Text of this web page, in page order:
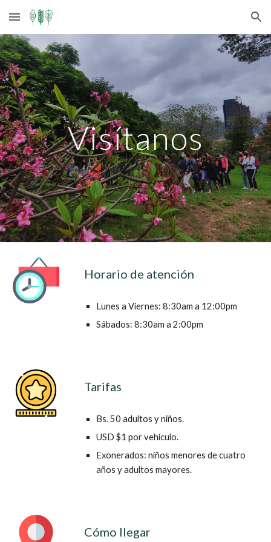
Skip to main content Skip to navigation
Visítanos
Horario de atención
Lunes a Viernes: 8:30am a 12:00pm
Sábados: 8:30am a 2:00pm
Tarifas
Bs. 50 adultos y niños.
USD $1 porvehículo.
Exonerados: niños menores de cuatro
años y adultos mayores.
Cómo llegar